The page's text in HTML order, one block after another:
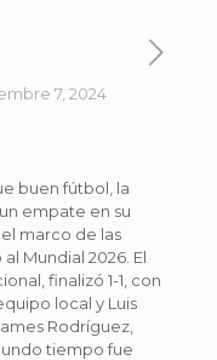
7, 2024
buen fútbol, la
empate en su
marco de las
Mundial 2026. El
finalizó 1-1, con
local y Luis
Rodríguez,
tiempo fue